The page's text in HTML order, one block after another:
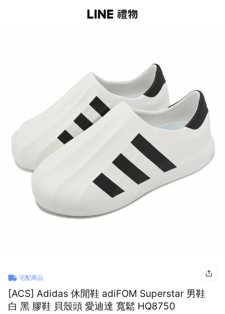
宅配商品
[ACS] Adidas 休閒鞋 adiFOM Superstar 男鞋
白 黑 膠鞋 貝殼頭 愛迪達 寬鬆 HQ8750